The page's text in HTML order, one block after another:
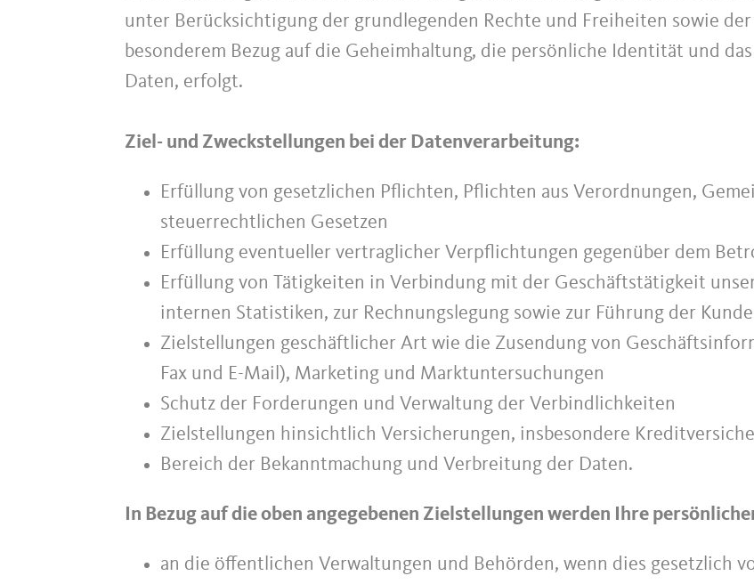
unter Berücksichtigung der grundlegenden Rechte und Freiheiten sowie
besonderem Bezug auf die Geheimhaltung, die persönliche Identität und
Daten, erfolgt.
Ziel- und Zweckstellungen bei der Datenverarbeitung:
Erfüllung von gesetzlichen Pflichten, Pflichten aus Verordnungen,
steuerrechtlichen Gesetzen
Erfüllung eventueller vertraglicher Verpflichtungen gegenüber dem
Erfüllung von Tätigkeiten in Verbindung mit der Geschäftstätigkeit
internen Statistiken, zur Rechnungslegung sowie zur Führung der
Zielstellungen geschäftlicher Art wie die Zusendung von
Fax und E-Mail), Marketing und Marktuntersuchungen
Schutz der Forderungen und Verwaltung der Verbindlichkeiten
Zielstellungen hinsichtlich Versicherungen, insbesondere
Bereich der Bekanntmachung und Verbreitung der Daten.
In Bezug auf die oben angegebenen Zielstellungen werden Ihre
an die öffentlichen Verwaltungen und Behörden, wenn dies gesetzlich